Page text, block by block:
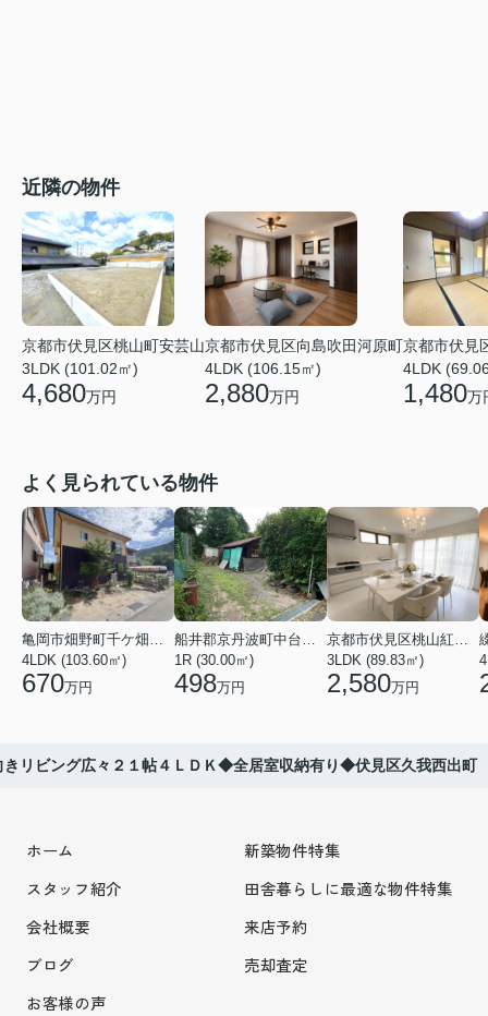
近隣の物件
京都市伏見区桃山町安芸山
3LDK (101.02㎡)
4,680万円
京都市伏見区向島吹田河原町
4LDK (106.15㎡)
2,880万円
京都市伏見
4LDK
1,480万
よく見られている物件
亀岡市畑野町千ケ畑高橋
4LDK (103.60㎡)
670万円
船井郡京丹波町中台土橋
1R (30.00㎡)
498万円
京都市伏見区桃山紅雪町
3LDK (89.83㎡)
2,580万円
リビング広々２１帖４ＬＤＫ◆全居室収納有り◆伏見区久我西出町
ホーム
スタッフ紹介
会社概要
ブログ
お客様の声
新築物件特集
田舎暮らしに最適な物件特集
来店予約
売却査定